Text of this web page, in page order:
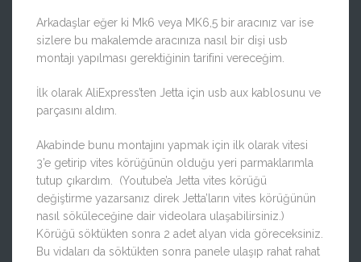
Arkadaşlar eğer ki Mk6 veya MK6,5 bir aracınız var ise
sizlere bu makalemde aracınıza nasıl bir dişi usb
montajı yapılması gerektiğinin tarifini vereceğim.
İlk olarak AliExpress’ten Jetta için usb aux kablosunu ve
parçasını aldım.
Akabinde bunu montajını yapmak için ilk olarak vitesi
3’e getirip vites körüğünün olduğu yeri parmaklarımla
tutup çıkardım. (Youtube’a Jetta vites körüğü
değiştirme yazarsanız direk Jetta’ların vites körüğünün
nasıl söküleceğine dair videolara ulaşabilirsiniz.)
Körüğü söktükten sonra 2 adet alyan vida göreceksiniz.
Bu vidaları da söktükten sonra panele ulaşıp rahat rahat